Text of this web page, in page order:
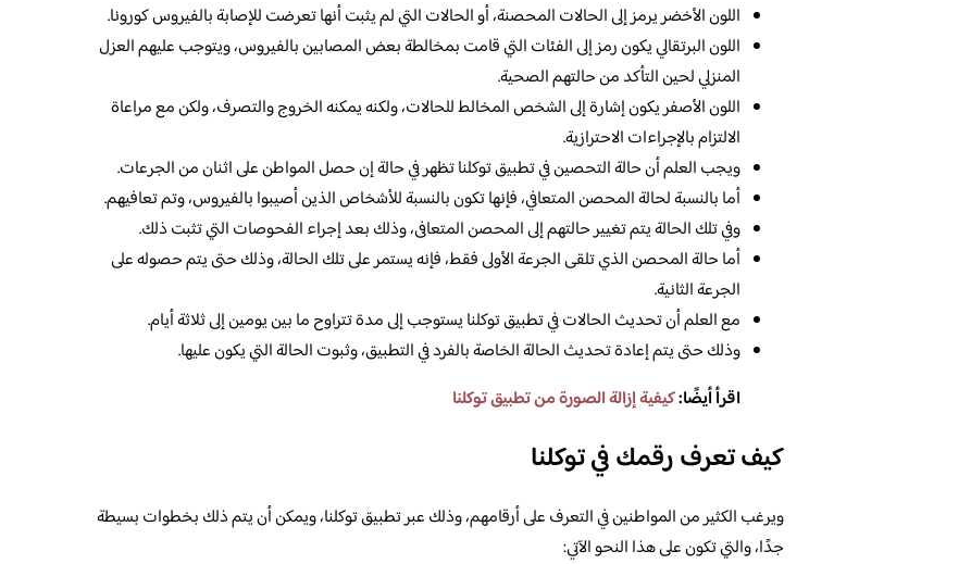
اللون الأخضر يرمز إلى الحالات المحصنة، أو الحالات التي لم يثبت أنها تعرضت للإصابة بالفيروس كورونا.
اللون البرتقالي يكون رمز إلى الفئات التي قامت بمخالطة بعض المصابين بالفيروس، ويتوجب عليهم العزل
المنزلي لحين التأكد من حالتهم الصحية.
اللون الأصفر يكون إشارة إلى الشخص المخالط للحالات، ولكنه يمكنه الخروج والتصرف، ولكن مع مراعاة
الالتزام بالإجراءات الاحترازية.
ويجب العلم أن حالة التحصين في تطبيق توكلنا تظهر في حالة إن حصل المواطن على اثنان من الجرعات.
أما بالنسبة لحالة المحصن المتعافي، فإنها تكون بالنسبة للأشخاص الذين أصيبوا بالفيروس، وتم تعافيهم.
وفي تلك الحالة يتم تغيير حالتهم إلى المحصن المتعافى، وذلك بعد إجراء الفحوصات التي تثبت ذلك.
أما حالة المحصن الذي تلقى الجرعة الأولى فقط، فإنه يستمر على تلك الحالة، وذلك حتى يتم حصوله على
الجرعة الثانية.
مع العلم أن تحديث الحالات في تطبيق توكلنا يستوجب إلى مدة تتراوح ما بين يومين إلى ثلاثة أيام.
وذلك حتى يتم إعادة تحديث الحالة الخاصة بالفرد في التطبيق، وثبوت الحالة التي يكون عليها.
اقرأ أيضًا:كيفية إزالة الصورة من تطبيق توكلنا
كيف تعرف رقمك في توكلنا
ويرغب الكثير من المواطنين في التعرف على أرقامهم، وذلك عبر تطبيق توكلنا، ويمكن أن يتم ذلك بخطوات بسيطة
جدًا، والتي تكون على هذا النحو الآتي: